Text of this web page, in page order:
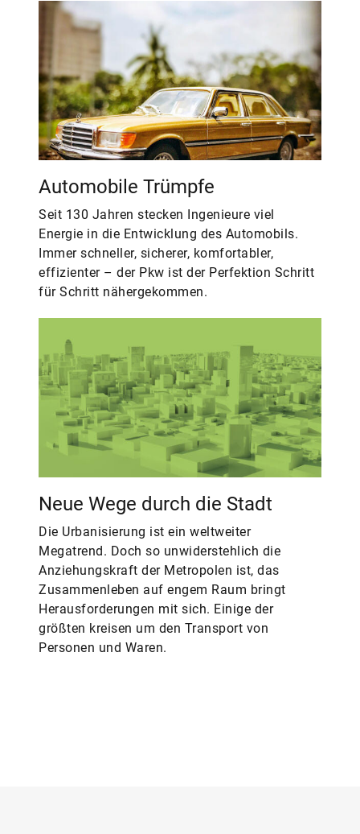
Automobile Trümpfe
Seit 130 Jahren stecken Ingenieure viel
Energie in die Entwicklung des Automobils.
Immer schneller, sicherer, komfortabler,
effizienter – der Pkw ist der Perfektion Schritt
für Schritt nähergekommen.
Neue Wege durch die Stadt
Die Urbanisierung ist ein weltweiter
Megatrend. Doch so unwiderstehlich die
Anziehungskraft der Metropolen ist, das
Zusammenleben auf engem Raum bringt
Herausforderungen mit sich. Einige der
größten kreisen um den Transport von
Personen und Waren.